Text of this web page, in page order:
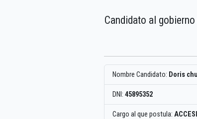
Candidato al
Nombre Candidato: Doris
DNI: 45895352
Cargo al que postula: